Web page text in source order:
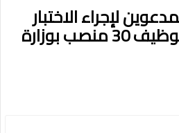
لإجراء الاختبار
الشفوي لمباراة توظيف 30 منصب بوزارة